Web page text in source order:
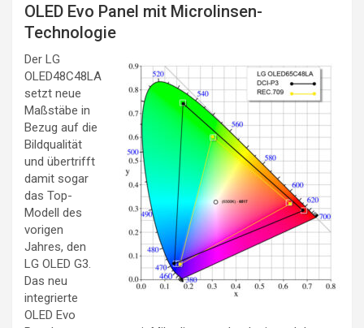
OLED Evo Panel mit Microlinsen-
Technologie
Der LG
OLED48C48LA
setzt neue
Maßstäbe in
Bezug auf die
Bildqualität
und übertrifft
damit sogar
das Top-
Modell des
vorigen
Jahres, den
LG OLED G3.
Das neu
integrierte
OLED Evo